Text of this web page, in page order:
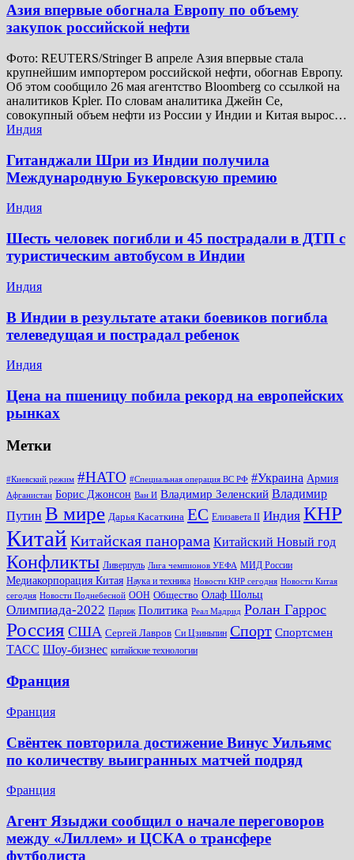
Азия впервые обогнала Европу по объему
закупок российской нефти
Фото: REUTERS/Stringer В апреле Азия впервые стала
крупнейшим импортером российской нефти, обогнав Европу.
Об этом сообщило 26 мая агентство Bloomberg со ссылкой на
аналитиков Kpler. По словам аналитика Джейн Се,
совокупный объем нефти из России у Индии и Китая вырос…
Индия
Гитанджали Шри из Индии получила
Международную Букеровскую премию
Индия
Шесть человек погибли и 45 пострадали в ДТП с
туристическим автобусом в Индии
Индия
В Индии в результате атаки боевиков погибла
телеведущая и пострадал ребенок
Индия
Цена на пшеницу побила рекорд на европейских
рынках
Метки
#Киевский режим #НАТО #Специальная операция ВС РФ #Украина Армия
Афганистан Борис Джонсон Ван И Владимир Зеленский Владимир
Путин В мире Дарья Касаткина ЕС Елизавета II Индия КНР
Китай Китайская панорама Китайский Новый год
Конфликты Ливерпуль Лига чемпионов УЕФА МИД России
Медиакорпорация Китая Наука и техника Новости КНР сегодня Новости Китая
сегодня Новости Поднебесной ООН Общество Олаф Шольц
Олимпиада-2022 Париж Политика Реал Мадрид Ролан Гаррос
Россия США Сергей Лавров Си Цзиньпин Спорт Спортсмен
ТАСС Шоу-бизнес китайские технологии
Франция
Франция
Свёнтек повторила достижение Винус Уильямс
по количеству выигранных матчей подряд
Франция
Агент Языджи сообщил о начале переговоров
между «Лиллем» и ЦСКА о трансфере
футболиста